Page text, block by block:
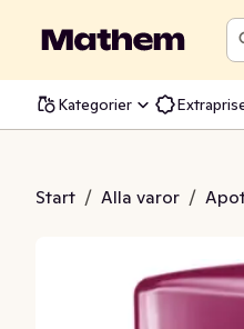
Kategorier
Start / Alla varor /
Perfector